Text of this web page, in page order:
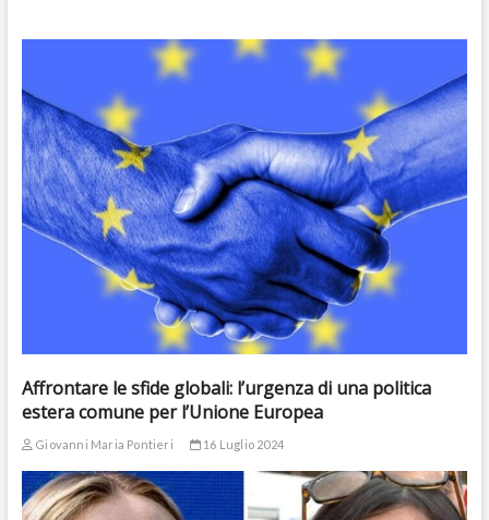
Affrontare le sfide globali: l’urgenza di una politica
estera comune per l’Unione Europea
Giovanni Maria Pontieri 16 Luglio 2024